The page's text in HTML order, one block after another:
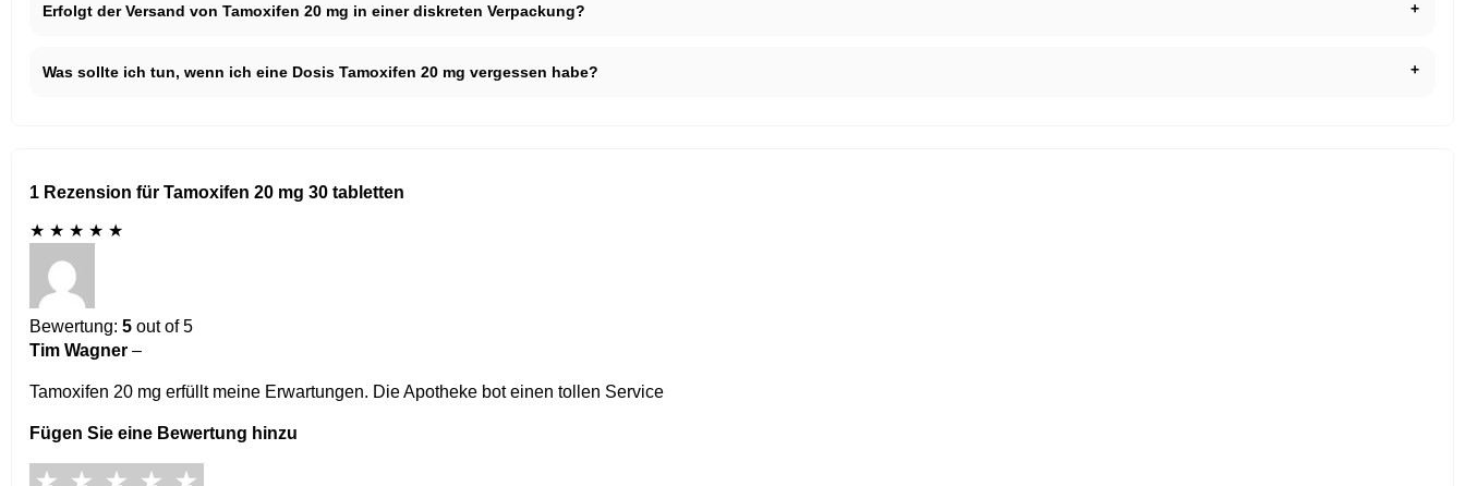
Erfolgt der Versand von Tamoxifen 20 mg in einer diskreten Verpackung?
Was sollte ich tun, wenn ich eine Dosis Tamoxifen 20 mg vergessen habe?
1 Rezension für Tamoxifen 20 mg 30 tabletten
★ ★ ★ ★ ★
Bewertung: 5 out of 5
Tim Wagner –
Tamoxifen 20 mg erfüllt meine Erwartungen. Die Apotheke bot einen tollen Service
Fügen Sie eine Bewertung hinzu